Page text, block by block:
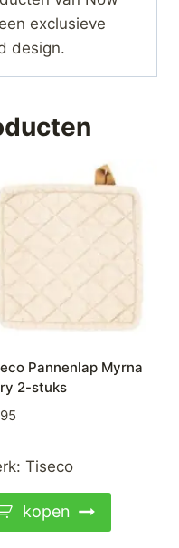
exclusieve
design.
Pannenlap Myrna
2-stuks
Tiseco
kopen